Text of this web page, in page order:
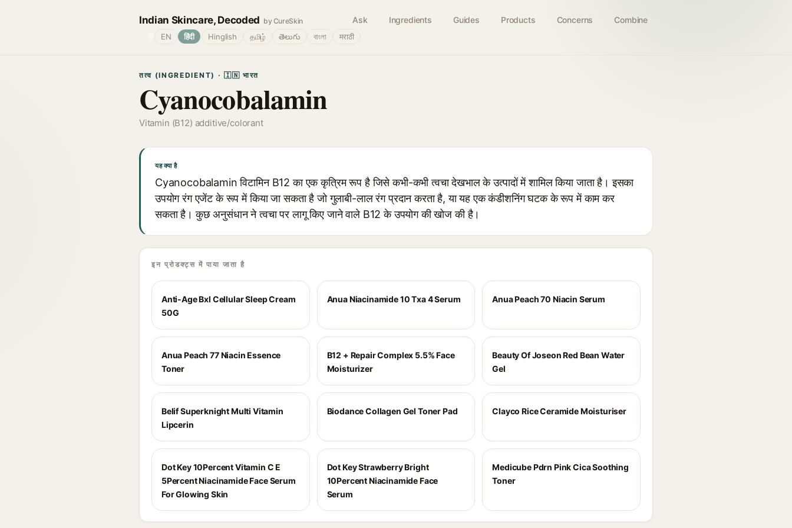
Indian Skincare, Decoded by CureSkin Ask Ingredients Guides Products Concerns Combine
EN हिंदी Hinglish தமிழ் తెలుగు বাংলা मराठी
तत्व (INGREDIENT) · 🇮🇳 भारत
Cyanocobalamin
Vitamin (B12) additive/colorant
यह क्या है
Cyanocobalamin विटामिन B12 का एक कृत्रिम रूप है जिसे कभी-कभी त्वचा देखभाल के उत्पादों में शामिल किया जाता है। इसका
उपयोग रंग एजेंट के रूप में किया जा सकता है जो गुलाबी-लाल रंग प्रदान करता है, या यह एक कंडीशनिंग घटक के रूप में काम कर
सकता है। कुछ अनुसंधान ने त्वचा पर लागू किए जाने वाले B12 के उपयोग की खोज की है।
इन प्रोडक्ट्स में पाया जाता है
Anti-Age Bxl Cellular Sleep Cream
50G
Anua Niacinamide 10 Txa 4 Serum Anua Peach 70 Niacin Serum
Anua Peach 77 Niacin Essence
Toner
B12 + Repair Complex 5.5% Face
Moisturizer
Beauty Of Joseon Red Bean Water
Gel
Belif Superknight Multi Vitamin
Lipcerin
Biodance Collagen Gel Toner Pad Clayco Rice Ceramide Moisturiser
Dot Key 10Percent Vitamin C E
5Percent Niacinamide Face Serum
For Glowing Skin
Dot Key Strawberry Bright
10Percent Niacinamide Face
Serum
Medicube Pdrn Pink Cica Soothing
Toner